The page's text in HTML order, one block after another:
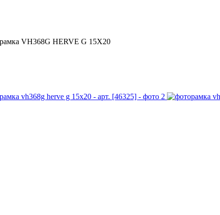
VH368G HERVE G 15X20